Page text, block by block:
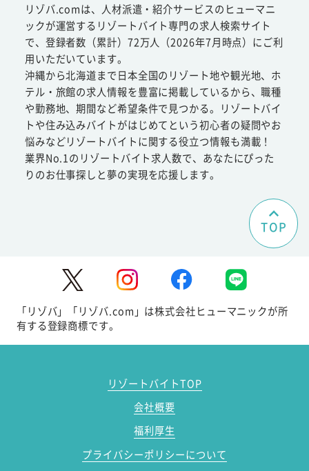
リゾバ.comは、人材派遣・紹介サービスのヒューマニ
ックが運営するリゾートバイト専門の求人検索サイト
で、登録者数（累計）72万人（2026年7月時点）にご利
用いただいています。
沖縄から北海道まで日本全国のリゾート地や観光地、ホ
テル・旅館の求人情報を豊富に掲載しているから、職種
や勤務地、期間など希望条件で見つかる。リゾートバイ
トや住み込みバイトがはじめてという初心者の疑問やお
悩みなどリゾートバイトに関する役立つ情報も満載！
業界No.1のリゾートバイト求人数で、あなたにぴった
りのお仕事探しと夢の実現を応援します。
TOP
「リゾバ」「リゾバ.com」は株式会社ヒューマニックが所
有する登録商標です。
リゾートバイトTOP
会社概要
福利厚生
プライバシーポリシーについて